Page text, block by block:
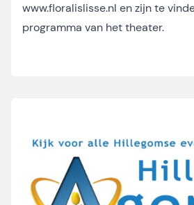
www.floralislisse.nl en zijn te
programma van het theater.